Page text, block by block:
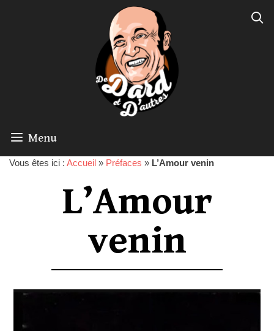
Menu
Vous êtes ici : Accueil » Préfaces » L’Amour venin
L’Amour
venin